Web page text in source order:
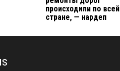
происходили по всей
стране, — нардеп